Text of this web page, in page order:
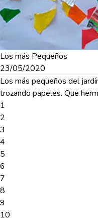
Los más Pequeños
23/05/2020
Los más pequeños del
trozando papeles. Que
1
2
3
4
5
6
7
8
9
10